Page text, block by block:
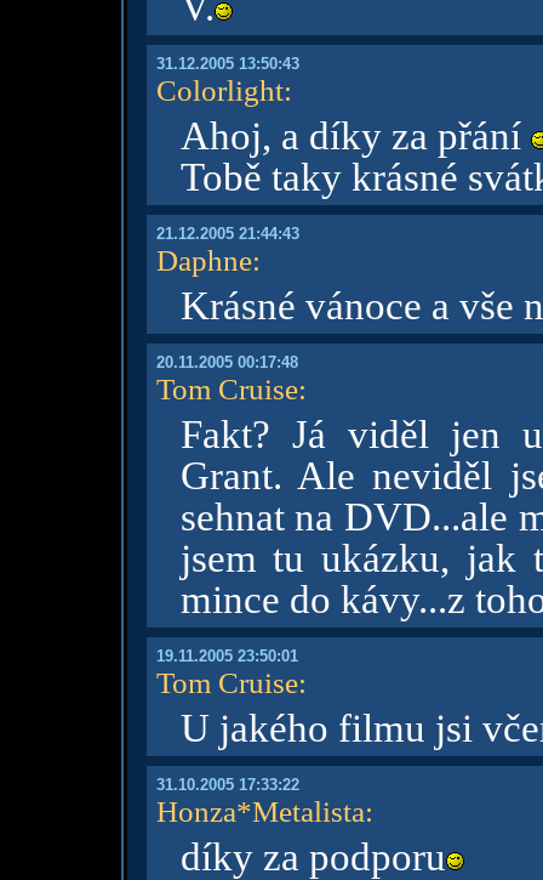
31.12.2005 13:50:43
Colorlight:
Ahoj, a díky za přání
Tobě taky krásné
21.12.2005 21:44:43
Daphne:
Krásné vánoce a vše
20.11.2005 00:17:48
Tom Cruise:
Fakt? Já viděl jen
Grant. Ale neviděl
sehnat na DVD...ale
jsem tu ukázku, jak
mince do kávy...z
19.11.2005 23:50:01
Tom Cruise:
U jakého filmu jsi
31.10.2005 17:33:22
Honza*Metalista:
díky za podporu